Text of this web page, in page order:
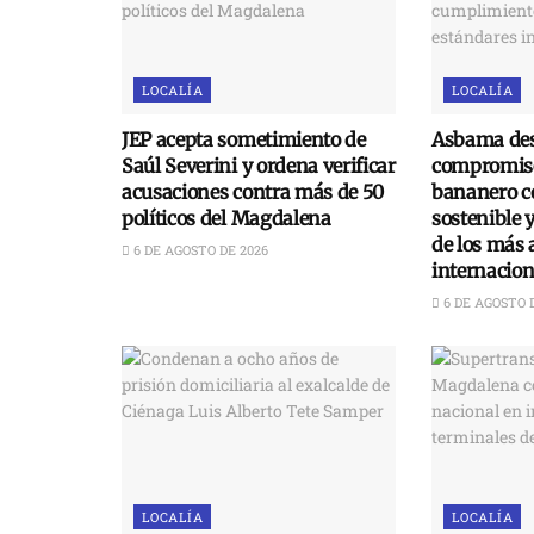
LOCALÍA
JEP acepta sometimiento de
Saúl Severini y ordena verificar
acusaciones contra más de 50
políticos del Magdalena
6 DE AGOSTO DE 2026
LOCALÍA
Asbama
bananero
sostenible
de los más
6 DE AGOSTO
LOCALÍA LOCALÍA